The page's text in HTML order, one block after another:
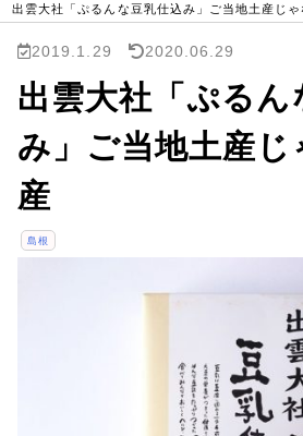
出雲大社「ぷるんな豆乳仕込み」ご当地土産じ
2019.1.29 2020.06.29
出雲大社「ぷるん
み」ご当地土産
産
島根